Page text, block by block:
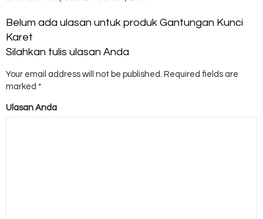
Belum ada ulasan untuk produk Gantungan Kunci
Karet
Silahkan tulis ulasan Anda
Your email address will not be published. Required fields are
marked *
Ulasan Anda